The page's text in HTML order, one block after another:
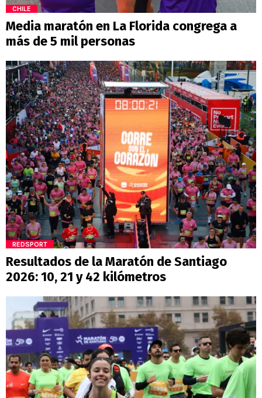
CHILE
Media maratón en La Florida congrega a
más de 5 mil personas
REDSPORT
Resultados de la Maratón de Santiago
2026: 10, 21 y 42 kilómetros